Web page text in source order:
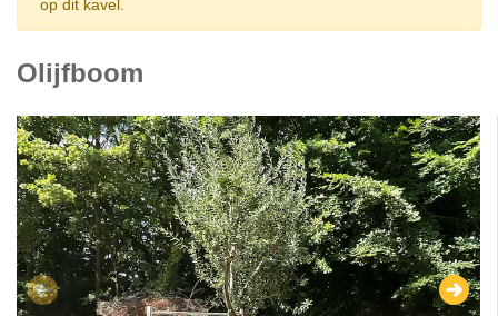
op dit kavel.
Olijfboom